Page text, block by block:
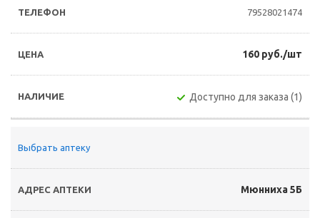
79528021474
160 руб./шт
Доступно для заказа (1)
Выбрать аптеку
Мюнниха 5Б